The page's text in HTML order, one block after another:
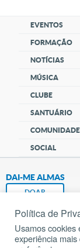
EVENTOS
FORMAÇÃO
NOTÍCIAS
MÚSICA
CLUBE
SANTUÁRIO
COMUNIDADE
SOCIAL
DAI-ME ALMAS
DOAR
Política de
Usamos cookies
experiência